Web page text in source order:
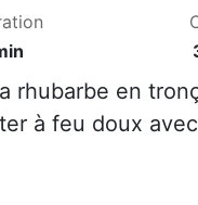
rhubarbe en
à feu doux